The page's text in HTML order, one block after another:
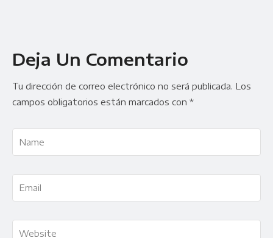
Deja Un Comentario
Tu dirección de correo electrónico no será publicada. Los
campos obligatorios están marcados con *